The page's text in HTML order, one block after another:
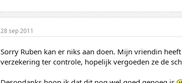
28 sep 2011
Sorry Ruben kan er niks aan doen. Mijn vriendin
verzekering ter controle, hopelijk vergoeden ze de